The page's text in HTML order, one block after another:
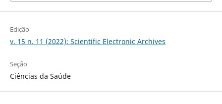
Edição
v. 15 n. 11 (2022): Scientific Electronic Archives
Seção
Ciências da Saúde